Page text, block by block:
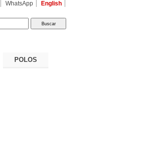
WhatsApp English
POLOS